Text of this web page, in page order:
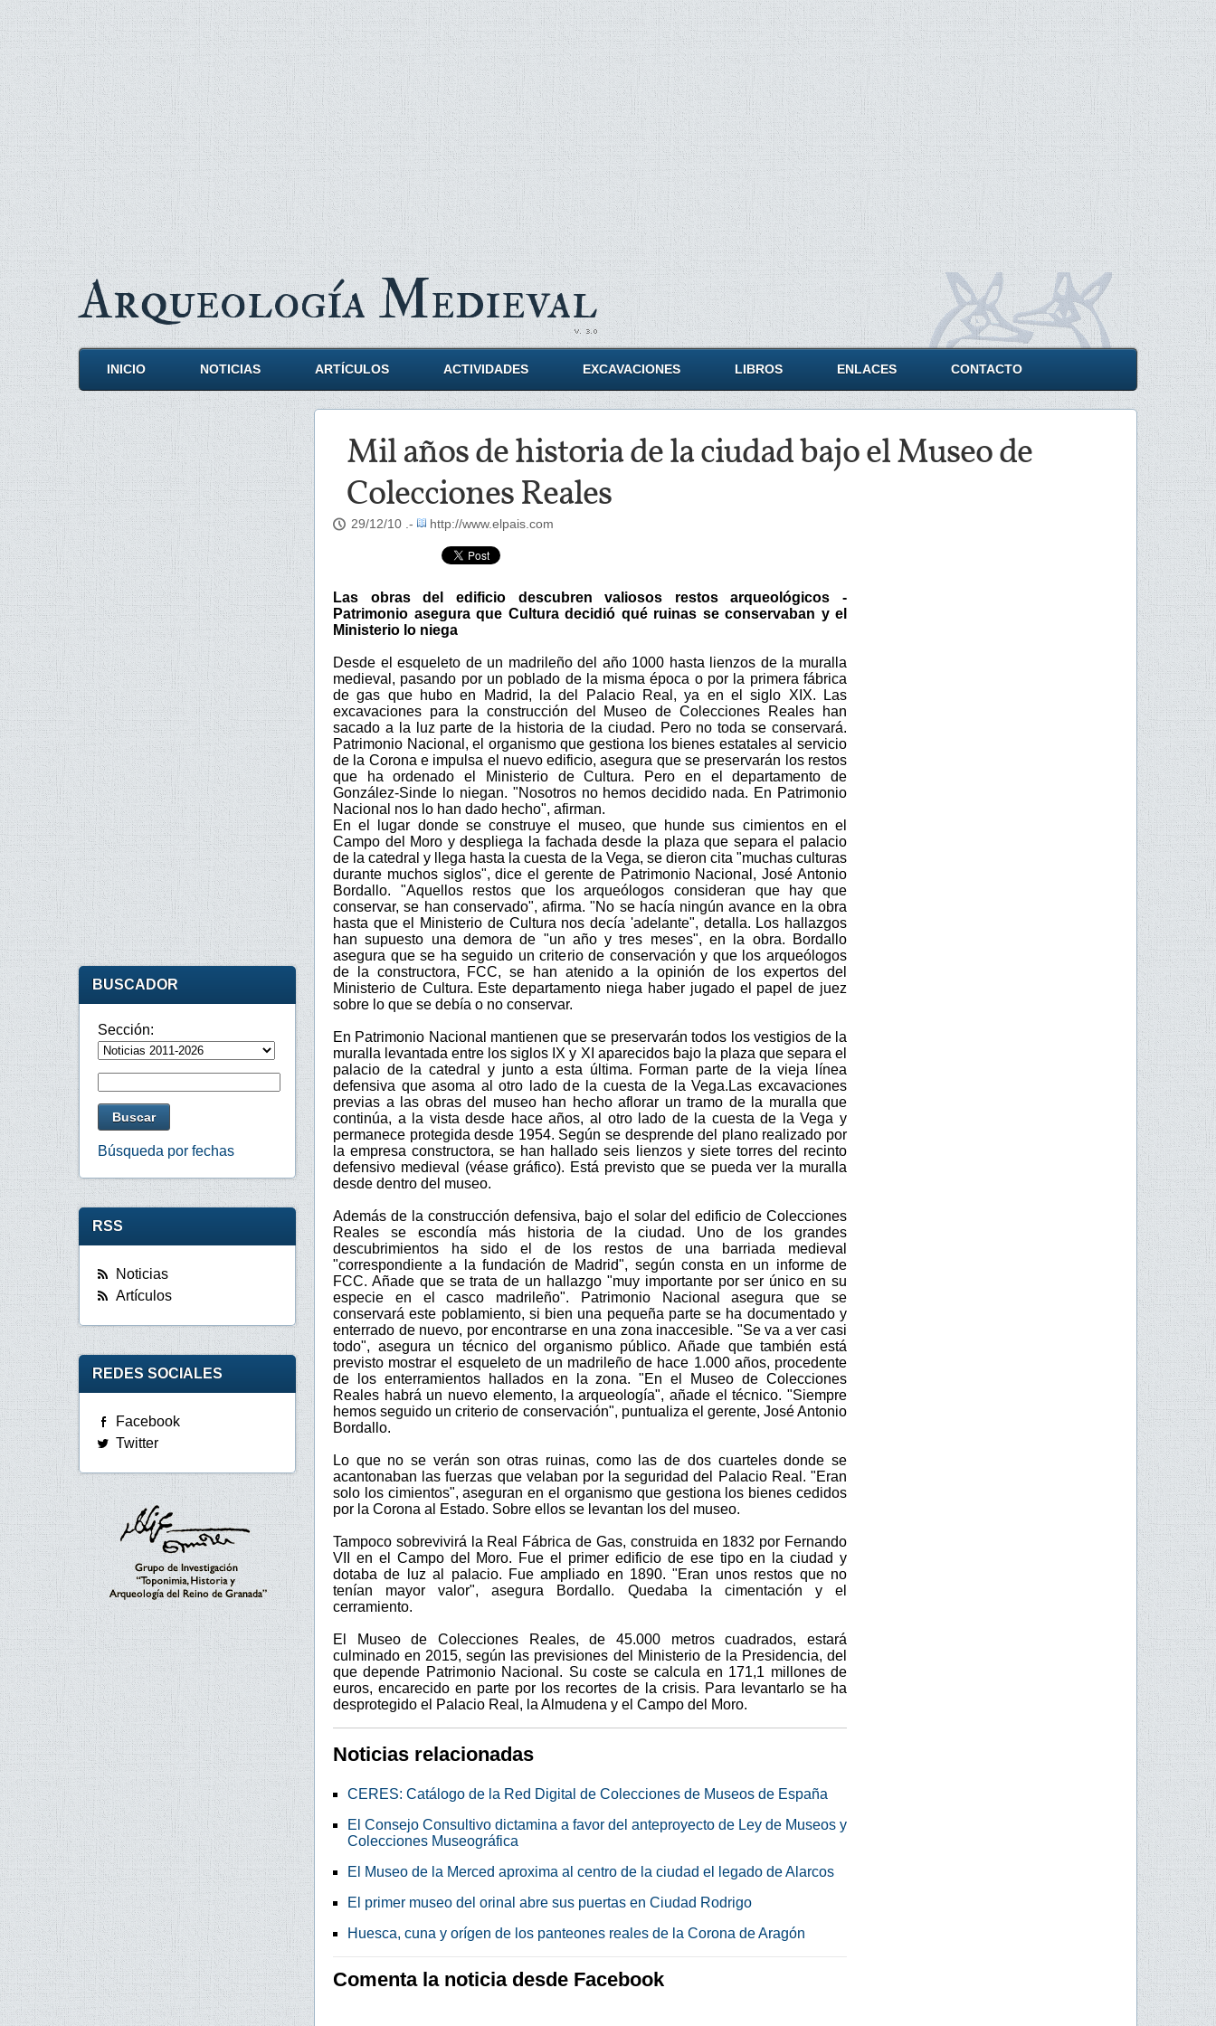
ArqueologíaMedieval
INICIO NOTICIAS ARTÍCULOS ACTIVIDADES EXCAVACIONES LIBROS ENLACES CONTACTO
Mil años de historia de la ciudad bajo el Museo de
Colecciones Reales
29/12/10 .- http://www.elpais.com
Las obras del edificio descubren valiosos restos arqueológicos -
Patrimonio asegura que Cultura decidió qué ruinas se conservaban y el
Ministerio lo niega
Desde el esqueleto de un madrileño del año 1000 hasta lienzos de la muralla
medieval, pasando por un poblado de la misma época o por la primera fábrica
de gas que hubo en Madrid, la del Palacio Real, ya en el siglo XIX. Las
excavaciones para la construcción del Museo de Colecciones Reales han
sacado a la luz parte de la historia de la ciudad. Pero no toda se conservará.
Patrimonio Nacional, el organismo que gestiona los bienes estatales al servicio
de la Corona e impulsa el nuevo edificio, asegura que se preservarán los restos
que ha ordenado el Ministerio de Cultura. Pero en el departamento de
González-Sinde lo niegan. "Nosotros no hemos decidido nada. En Patrimonio
Nacional nos lo han dado hecho", afirman.
En el lugar donde se construye el museo, que hunde sus cimientos en el
Campo del Moro y despliega la fachada desde la plaza que separa el palacio
de la catedral y llega hasta la cuesta de la Vega, se dieron cita "muchas culturas
durante muchos siglos", dice el gerente de Patrimonio Nacional, José Antonio
Bordallo. "Aquellos restos que los arqueólogos consideran que hay que
conservar, se han conservado", afirma. "No se hacía ningún avance en la obra
hasta que el Ministerio de Cultura nos decía 'adelante", detalla. Los hallazgos
han supuesto una demora de "un año y tres meses", en la obra. Bordallo
asegura que se ha seguido un criterio de conservación y que los arqueólogos
de la constructora, FCC, se han atenido a la opinión de los expertos del
Ministerio de Cultura. Este departamento niega haber jugado el papel de juez
sobre lo que se debía o no conservar.
En Patrimonio Nacional mantienen que se preservarán todos los vestigios de la
muralla levantada entre los siglos IX y XI aparecidos bajo la plaza que separa el
palacio de la catedral y junto a esta última. Forman parte de la vieja línea
defensiva que asoma al otro lado de la cuesta de la Vega.Las excavaciones
previas a las obras del museo han hecho aflorar un tramo de la muralla que
continúa, a la vista desde hace años, al otro lado de la cuesta de la Vega y
permanece protegida desde 1954. Según se desprende del plano realizado por
la empresa constructora, se han hallado seis lienzos y siete torres del recinto
defensivo medieval (véase gráfico). Está previsto que se pueda ver la muralla
desde dentro del museo.
Además de la construcción defensiva, bajo el solar del edificio de Colecciones
Reales se escondía más historia de la ciudad. Uno de los grandes
descubrimientos ha sido el de los restos de una barriada medieval
"correspondiente a la fundación de Madrid", según consta en un informe de
FCC. Añade que se trata de un hallazgo "muy importante por ser único en su
especie en el casco madrileño". Patrimonio Nacional asegura que se
conservará este poblamiento, si bien una pequeña parte se ha documentado y
enterrado de nuevo, por encontrarse en una zona inaccesible. "Se va a ver casi
todo", asegura un técnico del organismo público. Añade que también está
previsto mostrar el esqueleto de un madrileño de hace 1.000 años, procedente
de los enterramientos hallados en la zona. "En el Museo de Colecciones
Reales habrá un nuevo elemento, la arqueología", añade el técnico. "Siempre
hemos seguido un criterio de conservación", puntualiza el gerente, José Antonio
Bordallo.
Lo que no se verán son otras ruinas, como las de dos cuarteles donde se
acantonaban las fuerzas que velaban por la seguridad del Palacio Real. "Eran
solo los cimientos", aseguran en el organismo que gestiona los bienes cedidos
por la Corona al Estado. Sobre ellos se levantan los del museo.
Tampoco sobrevivirá la Real Fábrica de Gas, construida en 1832 por Fernando
VII en el Campo del Moro. Fue el primer edificio de ese tipo en la ciudad y
dotaba de luz al palacio. Fue ampliado en 1890. "Eran unos restos que no
tenían mayor valor", asegura Bordallo. Quedaba la cimentación y el
cerramiento.
El Museo de Colecciones Reales, de 45.000 metros cuadrados, estará
culminado en 2015, según las previsiones del Ministerio de la Presidencia, del
que depende Patrimonio Nacional. Su coste se calcula en 171,1 millones de
euros, encarecido en parte por los recortes de la crisis. Para levantarlo se ha
desprotegido el Palacio Real, la Almudena y el Campo del Moro.
Noticias relacionadas
CERES: Catálogo de la Red Digital de Colecciones de Museos de España
El Consejo Consultivo dictamina a favor del anteproyecto de Ley de Museos y
Colecciones Museográfica
El Museo de la Merced aproxima al centro de la ciudad el legado de Alarcos
El primer museo del orinal abre sus puertas en Ciudad Rodrigo
Huesca, cuna y orígen de los panteones reales de la Corona de Aragón
Comenta la noticia desde Facebook
BUSCADOR
Sección:
Búsqueda por fechas
RSS
Noticias
Artículos
REDES SOCIALES
Facebook
Twitter